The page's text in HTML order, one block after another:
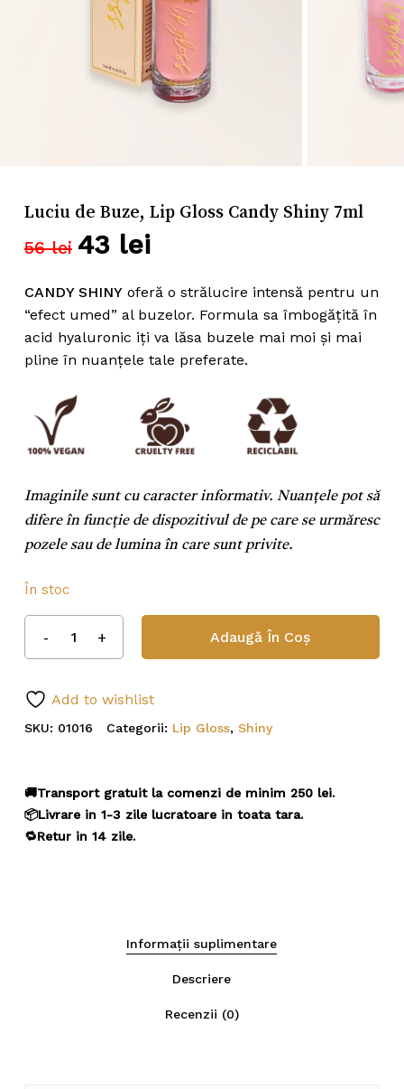
Luciu de Buze, Lip Gloss Candy Shiny 7ml
56lei Prețul
a
fost:
56 lei.
43 leiPrețul
este:
43 lei.
CANDY SHINYoferă o strălucire intensă pentru un
“efect umed” al buzelor. Formula sa îmbogățită în
acid hyaluronic iți va lăsa buzele mai moi și mai
pline în nuanțele tale preferate.
Imaginile sunt cu caracter informativ. Nuanțele pot să
difere în funcție de dispozitivul de pe care se urmăresc
pozele sau de lumina în care sunt privite.
În stoc
Adaugă În Coș
Add to wishlist
SKU: 01016 Categorii: Lip Gloss, Shiny
🚚Transport gratuit la comenzi de minim 250 lei.
📦Livrare in 1-3 zile lucratoare in toata tara.
🔁Retur in 14 zile.
Informații suplimentare
Descriere
Recenzii (0)
Nume*
Salvează-mi numele, emailul și
site-ul web în acest navigator pentru